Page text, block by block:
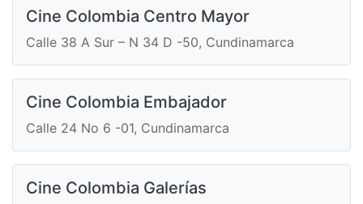
Cine Colombia Centro Mayor
Calle 38 A Sur – N 34 D -50, Cundinamarca
Cine Colombia Embajador
Calle 24 No 6 -01, Cundinamarca
Cine Colombia Galerías